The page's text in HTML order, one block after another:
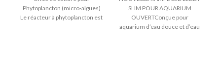
Phytoplancton (micro-algues)
Le réacteur à phytoplancton est
SLIM POUR AQUARIUM
OUVERTConçue pour
aquarium d’eau douce et d’eau